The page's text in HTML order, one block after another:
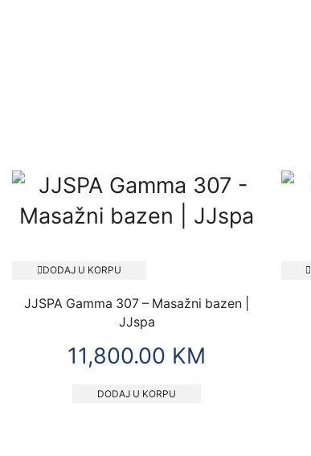
DODAJ U KORPU
JJSPA Gamma 307 – Masažni bazen |
JJspa
11,800.00 KM
DODAJ U KORPU